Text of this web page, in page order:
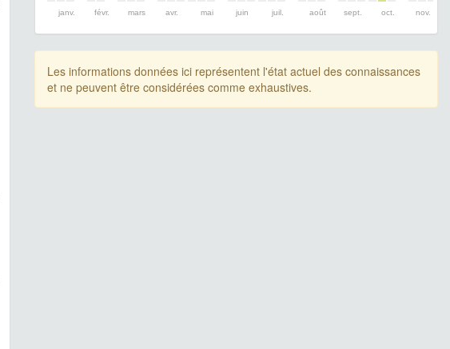
janv. févr. mars avr. mai juin juil. août sept. oct. nov.
Les informations données ici représentent l'état actuel des connaissances
et ne peuvent être considérées comme exhaustives.